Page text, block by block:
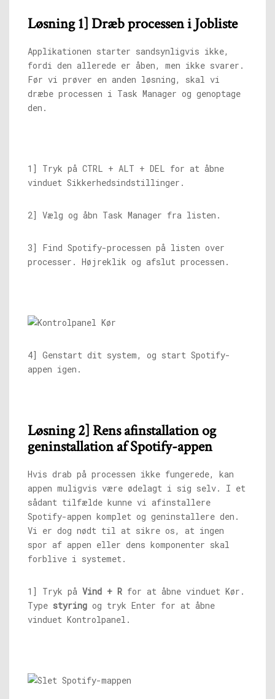
Løsning 1] Dræb processen i Jobliste
Applikationen starter sandsynligvis ikke,
fordi den allerede er åben, men ikke svarer.
Før vi prøver en anden løsning, skal vi
dræbe processen i Task Manager og genoptage
den.
1] Tryk på CTRL + ALT + DEL for at åbne
vinduet Sikkerhedsindstillinger.
2] Vælg og åbn Task Manager fra listen.
3] Find Spotify-processen på listen over
processer. Højreklik og afslut processen.
4] Genstart dit system, og start Spotify-
appen igen.
Løsning 2] Rens afinstallation og
geninstallation af Spotify-appen
Hvis drab på processen ikke fungerede, kan
appen muligvis være ødelagt i sig selv. I et
sådant tilfælde kunne vi afinstallere
Spotify-appen komplet og geninstallere den.
Vi er dog nødt til at sikre os, at ingen
spor af appen eller dens komponenter skal
forblive i systemet.
1] Tryk på Vind + R for at åbne vinduet Kør.
Type styring og tryk Enter for at åbne
vinduet Kontrolpanel.